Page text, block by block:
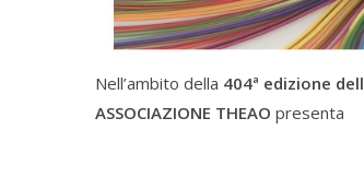
Nell’ambito della 404ª edizione
ASSOCIAZIONE THEAO presenta